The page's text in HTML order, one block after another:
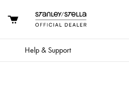
Help & Support